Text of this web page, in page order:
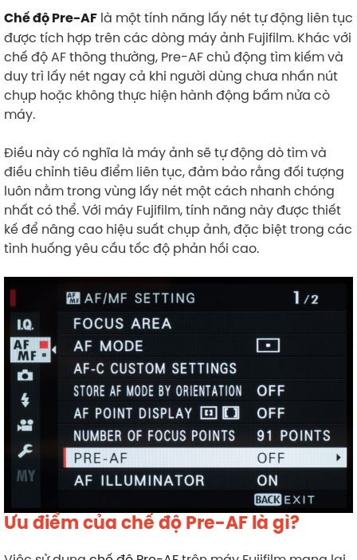
Chế độ Pre-AF là một tính năng lấy nét tự động liên tục
được tích hợp trên các dòng máy ảnh Fujifilm. Khác với
chế độ AF thông thường, Pre-AF chủ động tìm kiếm và
duy trì lấy nét ngay cả khi người dùng chưa nhấn nút
chụp hoặc không thực hiện hành động bấm nửa cò
máy.
Điều này có nghĩa là máy ảnh sẽ tự động dò tìm và
điều chỉnh tiêu điểm liên tục, đảm bảo rằng đối tượng
luôn nằm trong vùng lấy nét một cách nhanh chóng
nhất có thể. Với máy Fujifilm, tính năng này được thiết
kế để nâng cao hiệu suất chụp ảnh, đặc biệt trong các
tình huống yêu cầu tốc độ phản hồi cao.
Ưu điểm của chế độ Pre-AF là gì?